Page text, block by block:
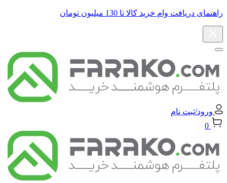
راهنمای دریافت وام خرید کالا تا 130 میلیون تومان
ورود/ثبت نام
0